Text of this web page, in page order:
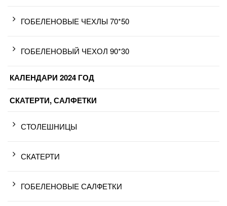
ГОБЕЛЕНОВЫЕ ЧЕХЛЫ 70*50
ГОБЕЛЕНОВЫЙ ЧЕХОЛ 90*30
КАЛЕНДАРИ 2024 ГОД
СКАТЕРТИ, САЛФЕТКИ
СТОЛЕШНИЦЫ
СКАТЕРТИ
ГОБЕЛЕНОВЫЕ САЛФЕТКИ